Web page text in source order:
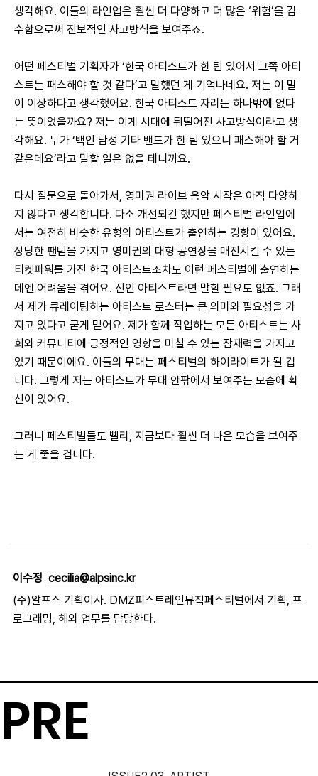
PRE
이수정 cecilia@alpsinc.kr
(주)알프스 기획이사. DMZ피스트레인뮤직페스티벌에서 기획, 프
로그래밍, 해외 업무를 담당한다.
생각해요. 이들의 라인업은 훨씬 더 다양하고 더 많은 ‘위험’을 감
수함으로써 진보적인 사고방식을 보여주죠.
어떤 페스티벌 기획자가 ‘한국 아티스트가 한 팀 있어서 그쪽 아티
스트는 패스해야 할 것 같다’고 말했던 게 기억나네요. 저는 이 말
이 이상하다고 생각했어요. 한국 아티스트 자리는 하나밖에 없다
는 뜻이었을까요? 저는 이게 시대에 뒤떨어진 사고방식이라고 생
각해요. 누가 ‘백인 남성 기타 밴드가 한 팀 있으니 패스해야 할 거
같은데요’라고 말할 일은 없을 테니까요.
다시 질문으로 돌아가서, 영미권 라이브 음악 시작은 아직 다양하
지 않다고 생각합니다. 다소 개선되긴 했지만 페스티벌 라인업에
서는 여전히 비슷한 유형의 아티스트가 출연하는 경향이 있어요.
상당한 팬덤을 가지고 영미권의 대형 공연장을 매진시킬 수 있는
티켓파워를 가진 한국 아티스트조차도 이런 페스티벌에 출연하는
데엔 어려움을 겪어요. 신인 아티스트라면 말할 필요도 없죠. 그래
서 제가 큐레이팅하는 아티스트 로스터는 큰 의미와 필요성을 가
지고 있다고 굳게 믿어요. 제가 함께 작업하는 모든 아티스트는 사
회와 커뮤니티에 긍정적인 영향을 미칠 수 있는 잠재력을 가지고
있기 때문이에요. 이들의 무대는 페스티벌의 하이라이트가 될 겁
니다. 그렇게 저는 아티스트가 무대 안팎에서 보여주는 모습에 확
신이 있어요.
그러니 페스티벌들도 빨리, 지금보다 훨씬 더 나은 모습을 보여주
는 게 좋을 겁니다.